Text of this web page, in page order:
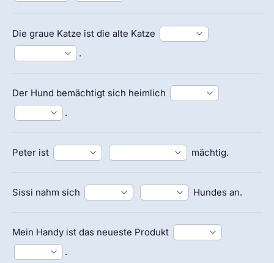
Die graue Katze ist die alte Katze
.
Der Hund bemächtigt sich heimlich
.
Peter ist mächtig.
Sissi nahm sich Hundes an.
Mein Handy ist das neueste Produkt
.